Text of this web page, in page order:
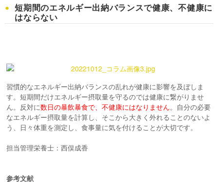
短期間のエネルギー出納バランスで健康、不健康に
はならない
習慣的なエネルギー出納バランスの乱れが健康に影響を及ぼしま
す。短期間だけエネルギー摂取量を守るのでは健康に繋がりませ
ん。反対に数日の暴飲暴食で、不健康にはなりません。自分の必要
なエネルギー摂取量を計算し、そこから大きく外れることのないよ
う、日々体重を測定し、食事量に気を付けることが大切です。
担当管理栄養士：西俣成香
参考文献